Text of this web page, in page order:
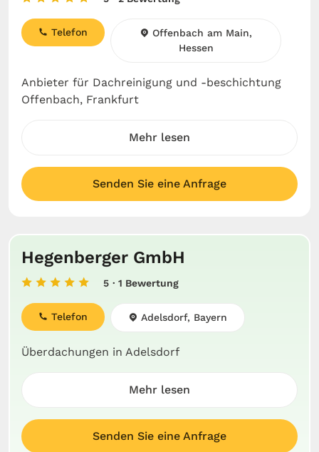
Anbieter für Dachreinigung und -beschichtung
Offenbach, Frankfurt
Telefon
Offenbach am Main,
Hessen
Mehr lesen
Senden Sie eine Anfrage
Hegenberger GmbH
5 · 1 Bewertung
Überdachungen in Adelsdorf
Telefon Adelsdorf, Bayern
Mehr lesen
Senden Sie eine Anfrage